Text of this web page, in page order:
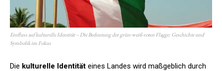
Einfluss auf kulturelle Identität – Die Bedeutung der grün-weiß-roten Flagge: Geschichte und
Symbolik im Fokus
Die kulturelle Identität eines Landes wird maßgeblich durch